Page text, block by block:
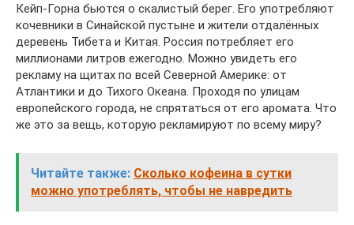
Кейп-Горна бьются о скалистый берег. Его употребляют
кочевники в Синайской пустыне и жители отдалённых
деревень Тибета и Китая. Россия потребляет его
миллионами литров ежегодно. Можно увидеть его
рекламу на щитах по всей Северной Америке: от
Атлантики и до Тихого Океана. Проходя по улицам
европейского города, не спрятаться от его аромата. Что
же это за вещь, которую рекламируют по всему миру?
Читайте также: Сколько кофеина в сутки
можно употреблять, чтобы не навредить